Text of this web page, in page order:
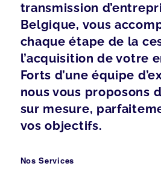
transmission
Belgique, vous
chaque étape de la
l’acquisition de votre
Forts d’une équipe
nous vous proposons
sur mesure,
vos objectifs.
Nos Services